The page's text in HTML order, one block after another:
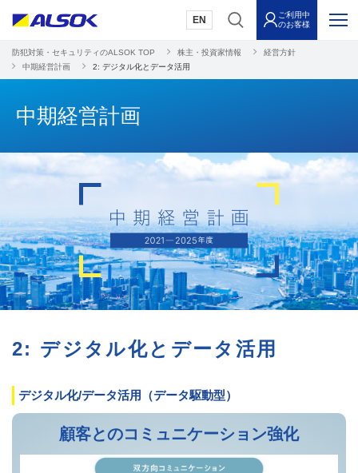
EN
ご利用中
のお客様
防犯対策・セキュリティのALSOK TOP 株主・投資家情報
経営方針
中期経営計画
2: デジタル化とデータ活用
中期経営計画
2: デジタル化とデータ活用
デジタル化/データ活用（データ駆動型）
顧客とのコミュニケーション強化